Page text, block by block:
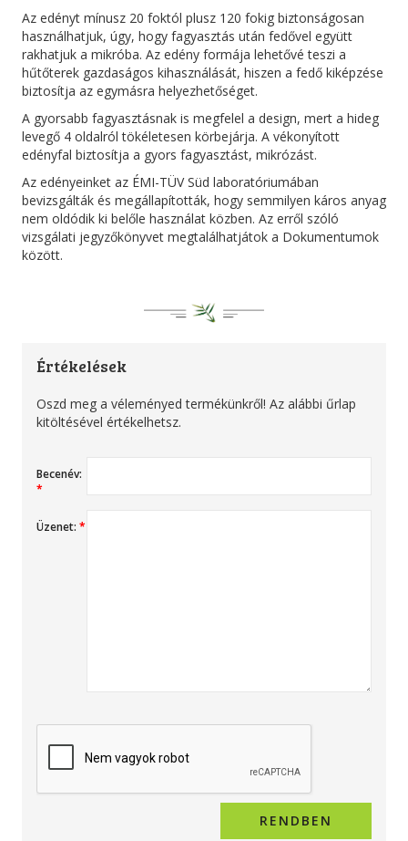
Az edényt mínusz 20 foktól plusz 120 fokig biztonságosan
használhatjuk, úgy, hogy fagyasztás után fedővel együtt
rakhatjuk a mikróba. Az edény formája lehetővé teszi a
hűtőterek gazdaságos kihasználását, hiszen a fedő kiképzése
biztosítja az egymásra helyezhetőséget.
A gyorsabb fagyasztásnak is megfelel a design, mert a hideg
levegő 4 oldalról tökéletesen körbejárja. A vékonyított
edényfal biztosítja a gyors fagyasztást, mikrózást.
Az edényeinket az ÉMI-TÜV Süd laboratóriumában
bevizsgálták és megállapították, hogy semmilyen káros anyag
nem oldódik ki belőle használat közben. Az erről szóló
vizsgálati jegyzőkönyvet megtalálhatjátok a Dokumentumok
között.
Értékelések
Oszd meg a véleményed termékünkről! Az alábbi űrlap
kitöltésével értékelhetsz.
Becenév:
*
Üzenet: *